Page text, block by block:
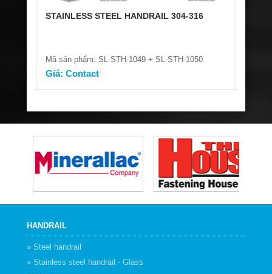
STAINLESS STEEL HANDRAIL 304-316
Mã sản phẩm: SL-STH-1049 + SL-STH-1050
Giá: Contact
HANDRAIL
» Steel handrail
» Stainless steel handrail - Glass